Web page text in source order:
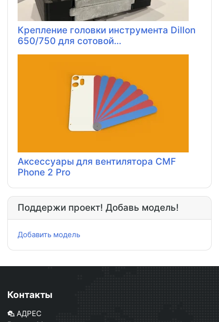
Крепление головки инструмента Dillon
650/750 для сотовой...
Аксессуары для вентилятора CMF
Phone 2 Pro
Поддержи проект! Добавь модель!
Добавить модель
Контакты
АДРЕС